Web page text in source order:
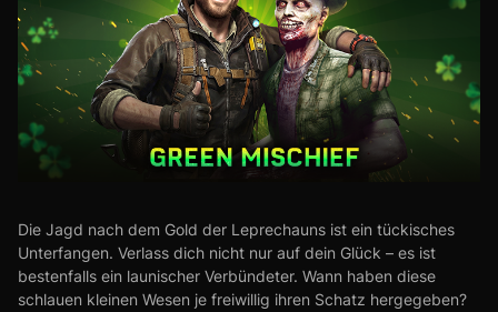
Die Jagd nach dem Gold der Leprechauns ist ein tückisches
Unterfangen. Verlass dich nicht nur auf dein Glück – es ist
bestenfalls ein launischer Verbündeter. Wann haben diese
schlauen kleinen Wesen je freiwillig ihren Schatz hergegeben?